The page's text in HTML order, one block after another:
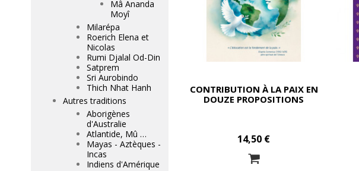
CONTRIBUTION À LA PAIX EN
DOUZE PROPOSITIONS
14,50 €
Mâ Ananda
Moyî
Milarépa
Roerich Elena et
Nicolas
Rumi Djalal Od-Din
Satprem
Sri Aurobindo
Thich Nhat Hanh
Autres traditions
Aborigènes
d'Australie
Atlantide, Mû …
Mayas - Aztèques -
Incas
Indiens d'Amérique